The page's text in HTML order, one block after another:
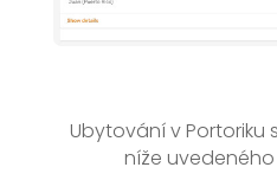
Ubytování v
níže